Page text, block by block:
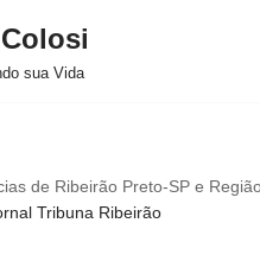
sua Vida
de Ribeirão Preto-SP e
Tribuna Ribeirão